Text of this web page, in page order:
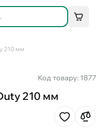
210 мм
Код товару: 1877
210 мм